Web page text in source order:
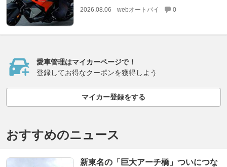
2026.08.06 webオートバイ 0
愛車管理はマイカーページで！
登録してお得なクーポンを獲得しよう
マイカー登録をする
おすすめのニュース
新東名の「巨大アーチ橋」ついにつな